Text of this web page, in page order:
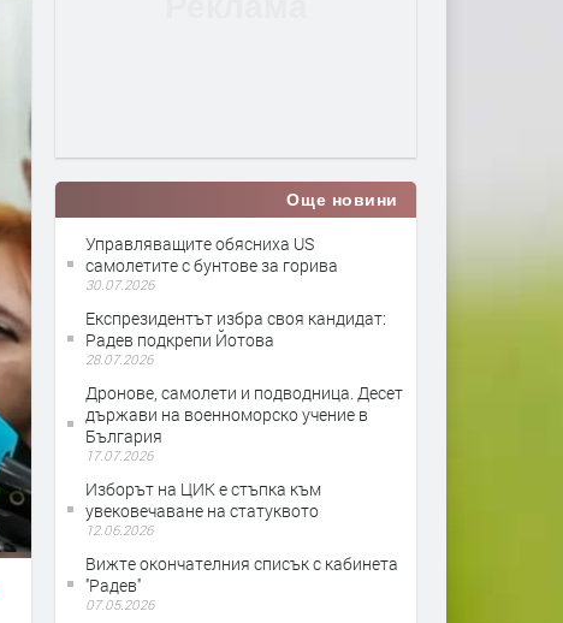
Още новини
Управляващите обясниха US
самолетите с бунтове за горива
30.07.2026
Експрезидентът избра своя кандидат:
Радев подкрепи Йотова
28.07.2026
Дронове, самолети и подводница. Десет
държави на военноморско учение в
България
17.07.2026
Изборът на ЦИК е стъпка към
увековечаване на статуквото
12.06.2026
Вижте окончателния списък с кабинета
''Радев''
07.05.2026